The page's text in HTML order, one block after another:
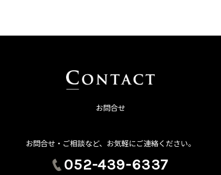
お問合せ
お問合せ・ご相談など、お気軽にご連絡ください。
052-439-6337